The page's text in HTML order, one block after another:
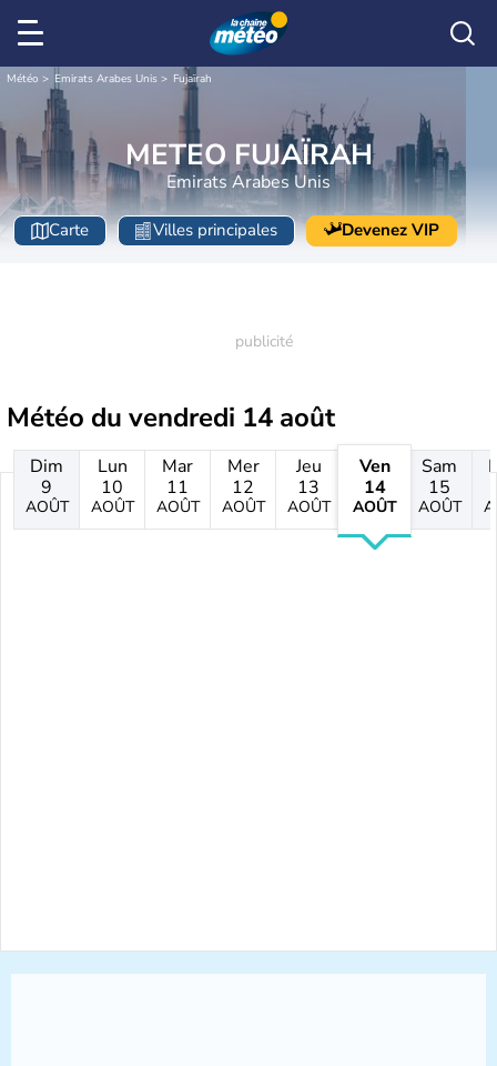
Météo Emirats Arabes Unis Fujaïrah
METEO FUJAÏRAH
Emirats Arabes Unis
Carte Villes principales Devenez VIP
Météo du vendredi 14 août
Dim
9
AOÛT
Lun
10
AOÛT
Mar
11
AOÛT
Mer
12
AOÛT
Jeu
13
AOÛT
Ven
14
AOÛT
Sam
15
AOÛT